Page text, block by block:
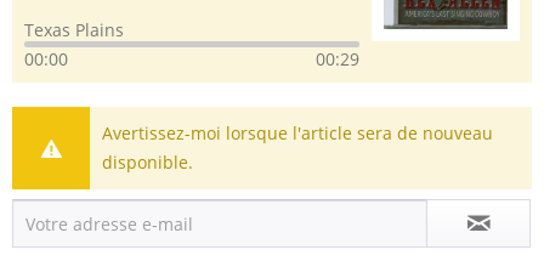
Texas Plains
00:00
00:29
Avertissez-moi lorsque l'article sera de nouveau
disponible.